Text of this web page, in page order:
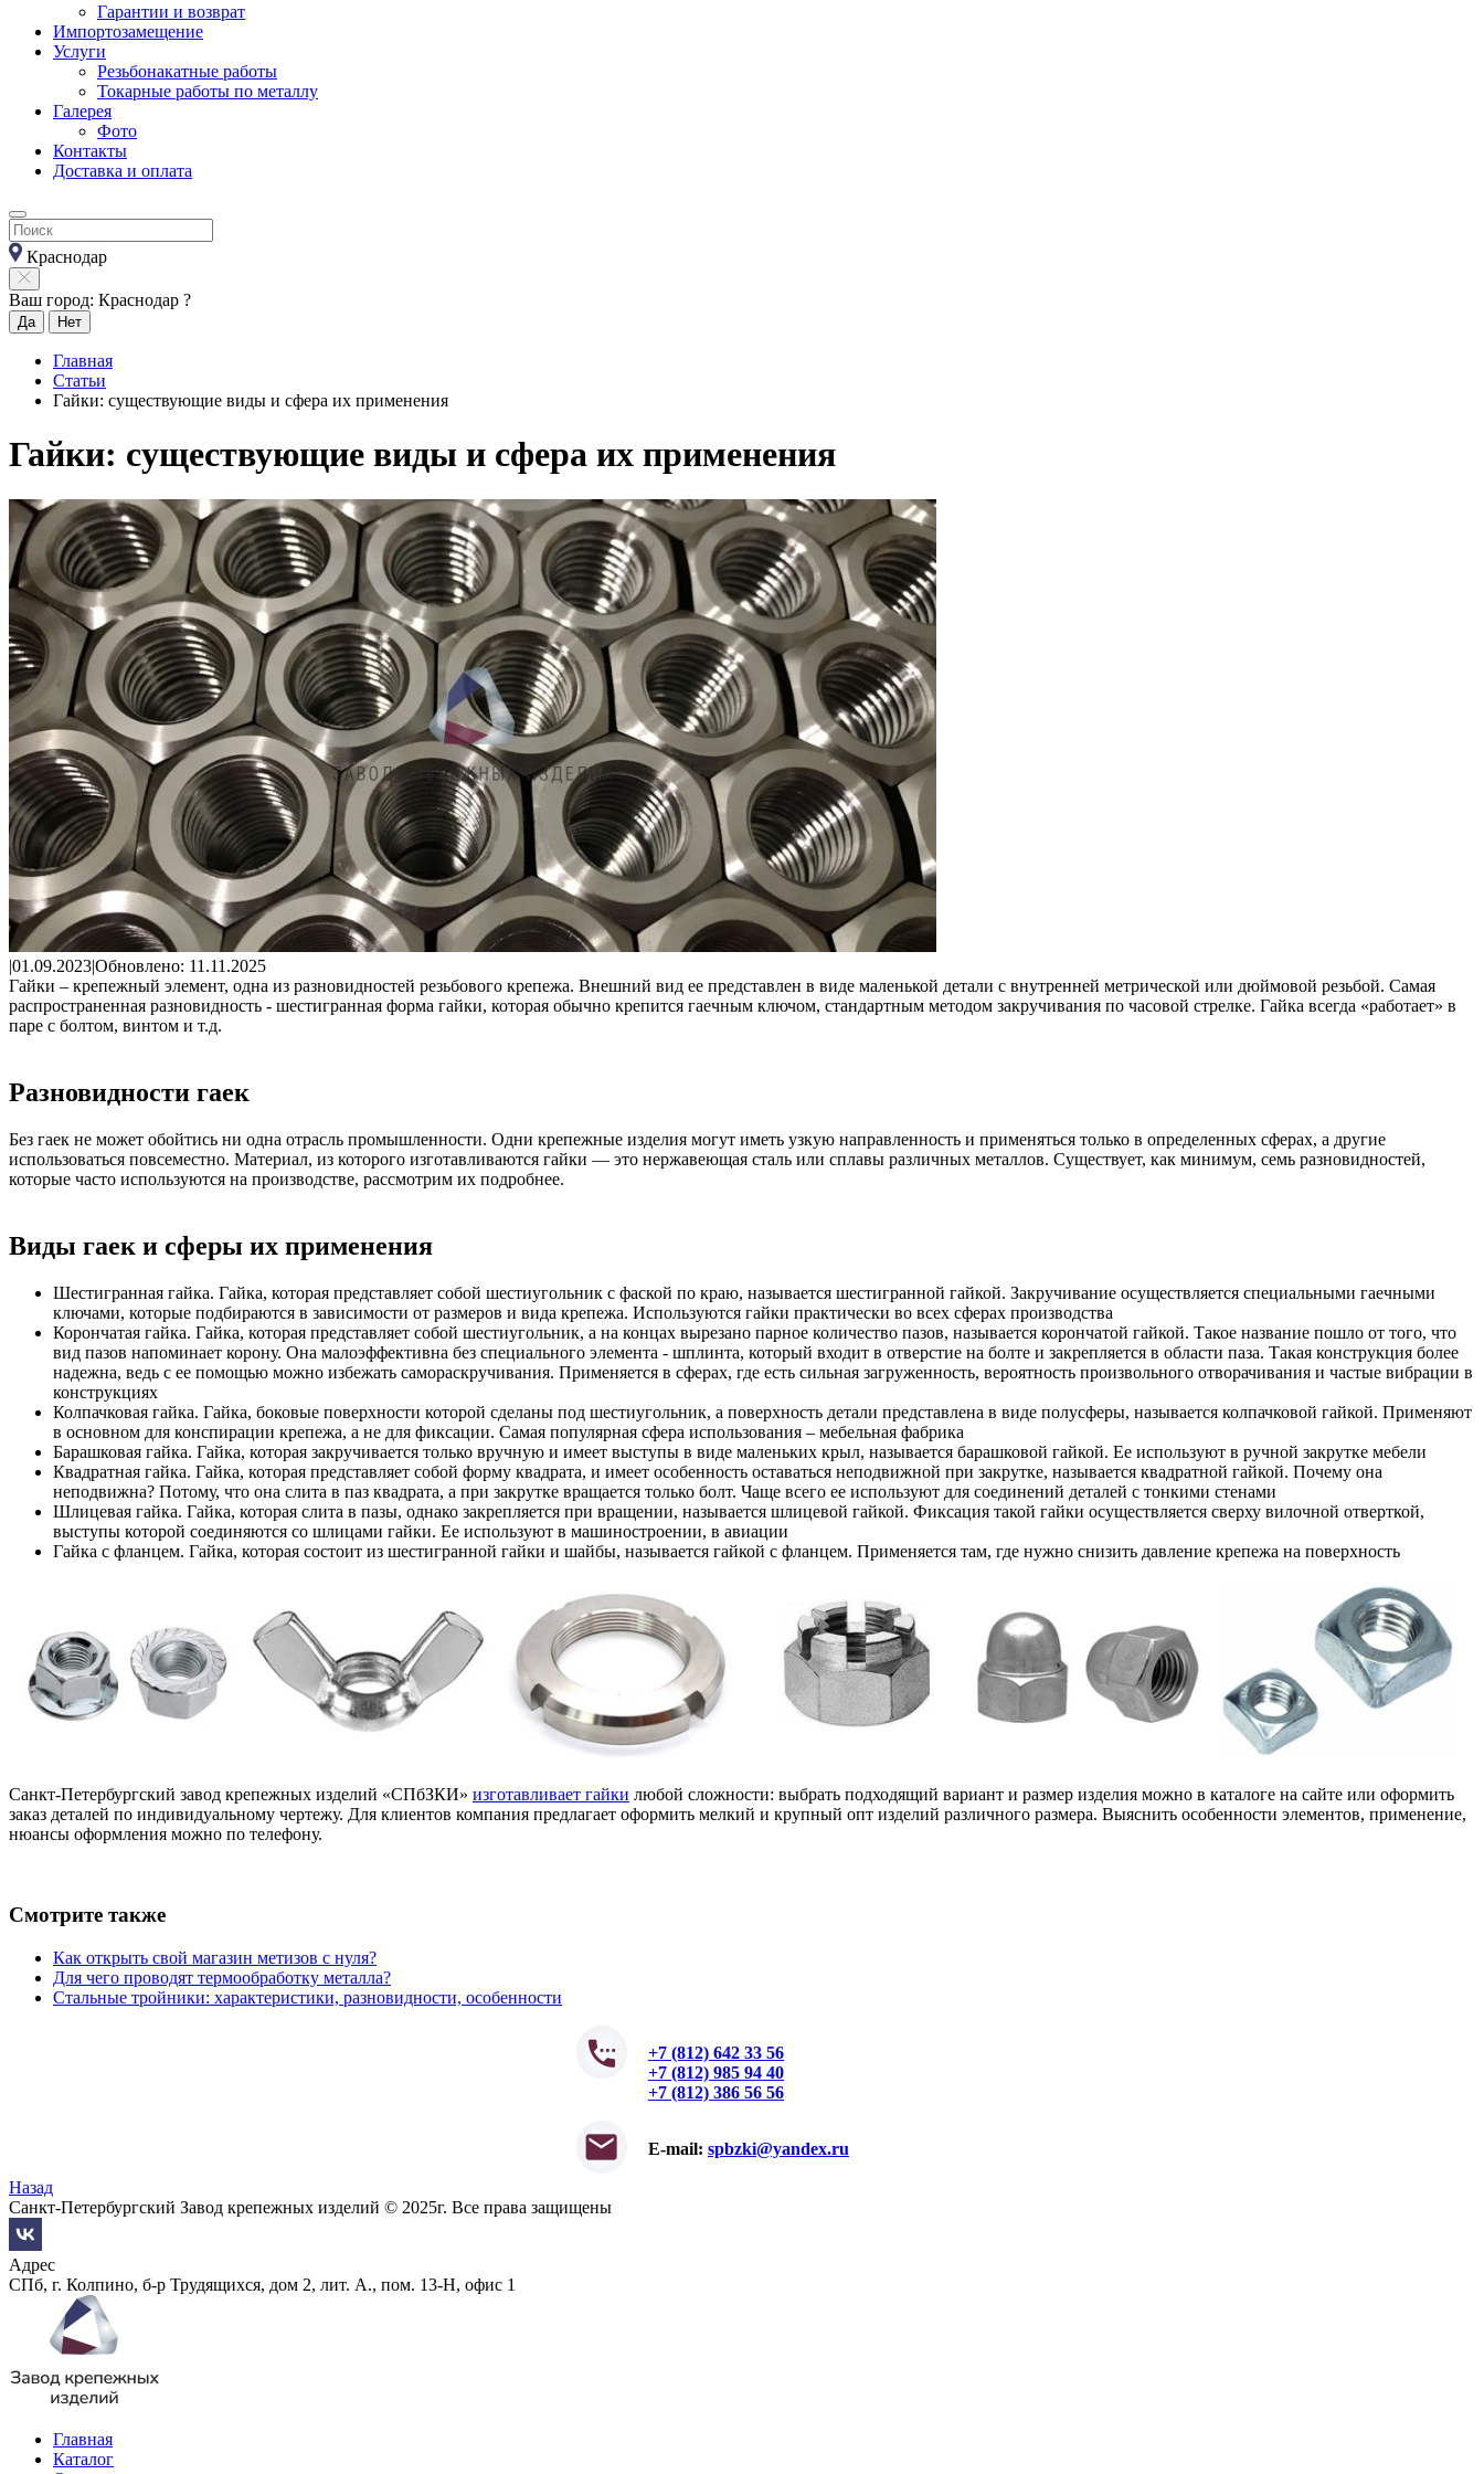
Гарантии и возврат
Импортозамещение
Услуги
Резьбонакатные работы
Токарные работы по металлу
Галерея
Фото
Контакты
Доставка и оплата
Краснодар
Ваш город: Краснодар ?
Да Нет
Главная
Статьи
Гайки: существующие виды и сфера их применения
Гайки: существующие виды и сфера их применения
|01.09.2023|Обновлено: 11.11.2025
Гайки – крепежный элемент, одна из разновидностей резьбового крепежа. Внешний вид ее представлен в виде маленькой детали с внутренней метрической или дюймовой резьбой. Самая
распространенная разновидность - шестигранная форма гайки, которая обычно крепится гаечным ключом, стандартным методом закручивания по часовой стрелке. Гайка всегда «работает» в
паре с болтом, винтом и т.д.
Разновидности гаек
Без гаек не может обойтись ни одна отрасль промышленности. Одни крепежные изделия могут иметь узкую направленность и применяться только в определенных сферах, а другие
использоваться повсеместно. Материал, из которого изготавливаются гайки — это нержавеющая сталь или сплавы различных металлов. Существует, как минимум, семь разновидностей,
которые часто используются на производстве, рассмотрим их подробнее.
Виды гаек и сферы их применения
Шестигранная гайка. Гайка, которая представляет собой шестиугольник с фаской по краю, называется шестигранной гайкой. Закручивание осуществляется специальными гаечными
ключами, которые подбираются в зависимости от размеров и вида крепежа. Используются гайки практически во всех сферах производства
Корончатая гайка. Гайка, которая представляет собой шестиугольник, а на концах вырезано парное количество пазов, называется корончатой гайкой. Такое название пошло от того, что
вид пазов напоминает корону. Она малоэффективна без специального элемента - шплинта, который входит в отверстие на болте и закрепляется в области паза. Такая конструкция более
надежна, ведь с ее помощью можно избежать самораскручивания. Применяется в сферах, где есть сильная загруженность, вероятность произвольного отворачивания и частые вибрации в
конструкциях
Колпачковая гайка. Гайка, боковые поверхности которой сделаны под шестиугольник, а поверхность детали представлена в виде полусферы, называется колпачковой гайкой. Применяют
в основном для конспирации крепежа, а не для фиксации. Самая популярная сфера использования – мебельная фабрика
Барашковая гайка. Гайка, которая закручивается только вручную и имеет выступы в виде маленьких крыл, называется барашковой гайкой. Ее используют в ручной закрутке мебели
Квадратная гайка. Гайка, которая представляет собой форму квадрата, и имеет особенность оставаться неподвижной при закрутке, называется квадратной гайкой. Почему она
неподвижна? Потому, что она слита в паз квадрата, а при закрутке вращается только болт. Чаще всего ее используют для соединений деталей с тонкими стенами
Шлицевая гайка. Гайка, которая слита в пазы, однако закрепляется при вращении, называется шлицевой гайкой. Фиксация такой гайки осуществляется сверху вилочной отверткой,
выступы которой соединяются со шлицами гайки. Ее используют в машиностроении, в авиации
Гайка с фланцем. Гайка, которая состоит из шестигранной гайки и шайбы, называется гайкой с фланцем. Применяется там, где нужно снизить давление крепежа на поверхность
Санкт-Петербургский завод крепежных изделий «СПбЗКИ» изготавливает гайки любой сложности: выбрать подходящий вариант и размер изделия можно в каталоге на сайте или оформить
заказ деталей по индивидуальному чертежу. Для клиентов компания предлагает оформить мелкий и крупный опт изделий различного размера. Выяснить особенности элементов, применение,
нюансы оформления можно по телефону.
Смотрите также
Как открыть свой магазин метизов с нуля?
Для чего проводят термообработку металла?
Стальные тройники: характеристики, разновидности, особенности
+7 (812) 642 33 56
+7 (812) 985 94 40
+7 (812) 386 56 56
E-mail: spbzki@yandex.ru
Назад
Санкт-Петербургский Завод крепежных изделий © 2025г. Все права защищены
Адрес
СПб, г. Колпино, б-р Трудящихся, дом 2, лит. А., пом. 13-Н, офис 1
Главная
Каталог